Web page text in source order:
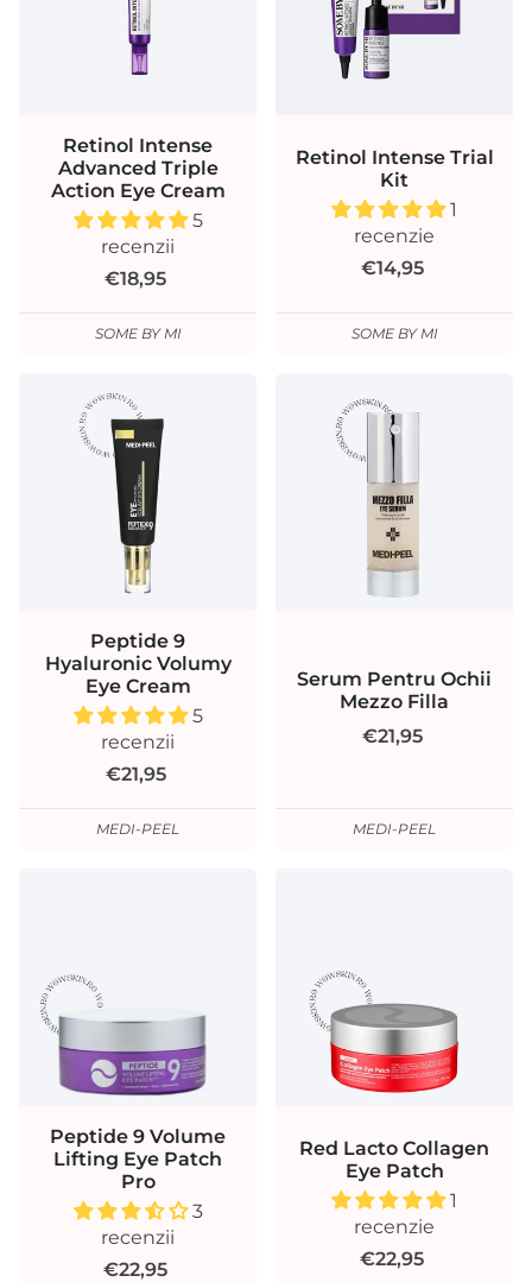
Retinol Intense
Advanced Triple
Action Eye Cream
5
recenzii
€18,95
SOME BY MI
Retinol Intense Trial
Kit
1
recenzie
€14,95
SOME BY MI
Peptide 9
Hyaluronic Volumy
Eye Cream
5
recenzii
€21,95
MEDI-PEEL
Serum Pentru Ochii
Mezzo Filla
€21,95
MEDI-PEEL
Peptide 9 Volume
Lifting Eye Patch
Pro
3
recenzii
€22,95
Red Lacto Collagen
Eye Patch
1
recenzie
€22,95